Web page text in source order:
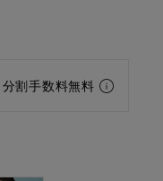
割手数料無料